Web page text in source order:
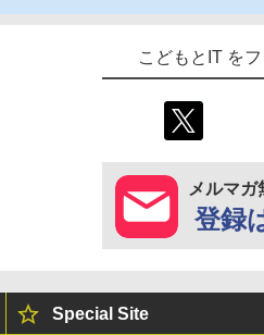
こどもとIT を
メルマガ
登録
Special Site